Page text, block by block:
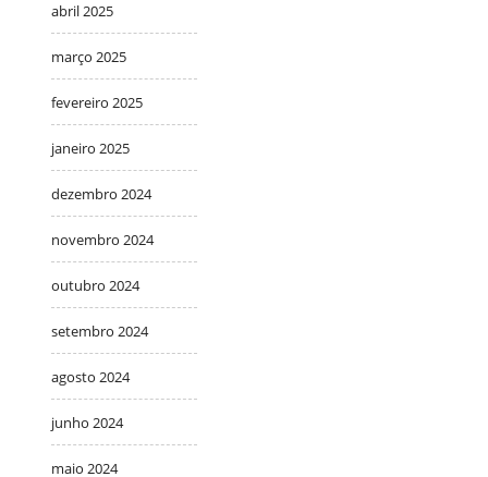
abril 2025
março 2025
fevereiro 2025
janeiro 2025
dezembro 2024
novembro 2024
outubro 2024
setembro 2024
agosto 2024
junho 2024
maio 2024